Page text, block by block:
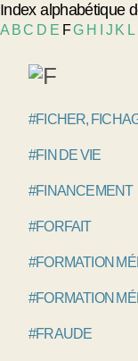
Index alphabétique
A BC D E FG H J K L
#FICHER,
#FIN DE VIE
#FINANCEMENT
#FORFAIT
#FORMATION
#FORMATION
#FRAUDE